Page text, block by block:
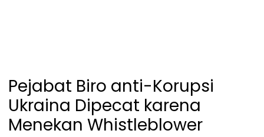
Pejabat Biro anti-Korupsi
Ukraina Dipecat karena
Menekan Whistleblower